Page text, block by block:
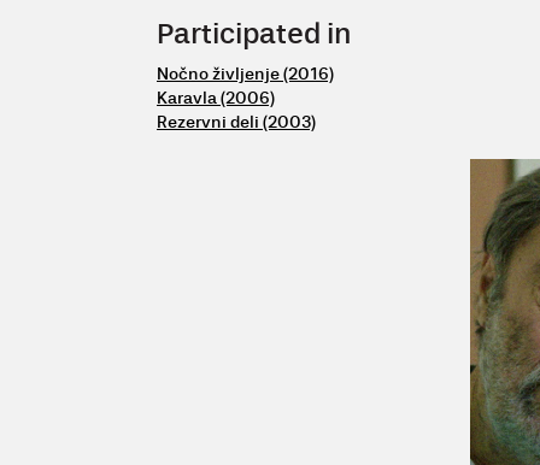
Participated in
Nočno življenje (2016)
Karavla (2006)
Rezervni deli (2003)